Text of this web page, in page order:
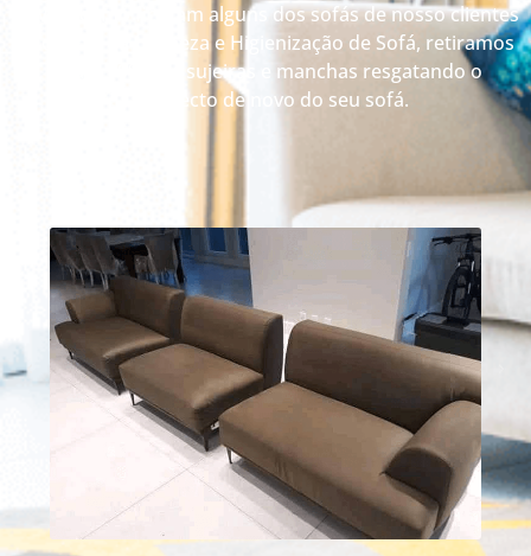
Veja como ficaram alguns dos sofás de nosso clientes
depois da Limpeza e Higienização de Sofá, retiramos
até 99% das sujeiras e manchas resgatando o
aspecto de novo do seu sofá.